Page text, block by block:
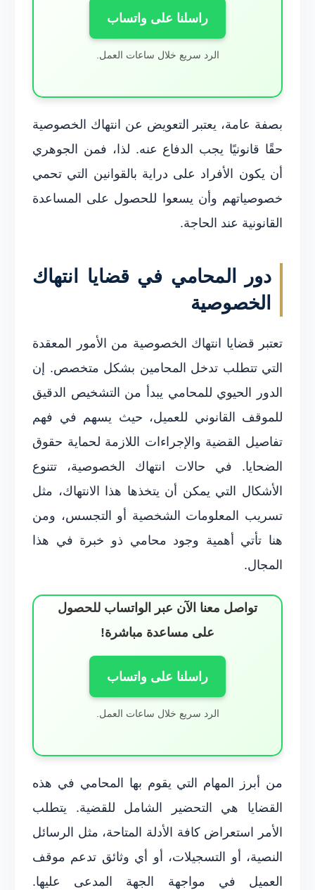
راسلنا على واتساب
الرد سريع خلال ساعات العمل.
بصفة عامة، يعتبر التعويض عن انتهاك الخصوصية
حقًا قانونيًا يجب الدفاع عنه. لذا، فمن الجوهري
أن يكون الأفراد على دراية بالقوانين التي تحمي
خصوصياتهم وأن يسعوا للحصول على المساعدة
القانونية عند الحاجة.
دور المحامي في قضايا انتهاك
الخصوصية
تعتبر قضايا انتهاك الخصوصية من الأمور المعقدة
التي تتطلب تدخل المحامين بشكل متخصص. إن
الدور الحيوي للمحامي يبدأ من التشخيص الدقيق
للموقف القانوني للعميل، حيث يسهم في فهم
تفاصيل القضية والإجراءات اللازمة لحماية حقوق
الضحايا. في حالات انتهاك الخصوصية، تتنوع
الأشكال التي يمكن أن يتخذها هذا الانتهاك، مثل
تسريب المعلومات الشخصية أو التجسس، ومن
هنا تأتي أهمية وجود محامي ذو خبرة في هذا
المجال.
تواصل معنا الآن عبر الواتساب للحصول
على مساعدة مباشرة!
راسلنا على واتساب
الرد سريع خلال ساعات العمل.
من أبرز المهام التي يقوم بها المحامي في هذه
القضايا هي التحضير الشامل للقضية. يتطلب
الأمر استعراض كافة الأدلة المتاحة، مثل الرسائل
النصية، أو التسجيلات، أو أي وثائق تدعم موقف
العميل في مواجهة الجهة المدعى عليها.